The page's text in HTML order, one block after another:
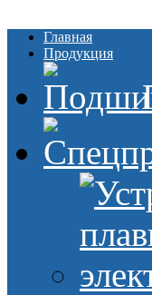
Главная
Продукция